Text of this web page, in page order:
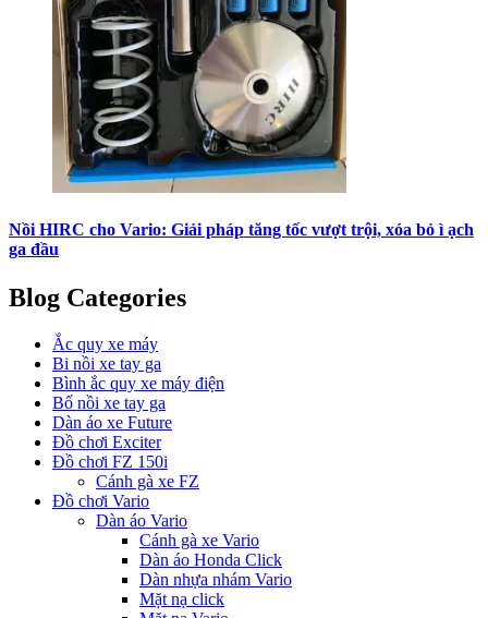
Nồi HIRC cho Vario: Giải pháp tăng tốc vượt trội, xóa bỏ ì ạch
ga đầu
Blog Categories
Ắc quy xe máy
Bi nồi xe tay ga
Bình ắc quy xe máy điện
Bố nồi xe tay ga
Dàn áo xe Future
Đồ chơi Exciter
Đồ chơi FZ 150i
Cánh gà xe FZ
Đồ chơi Vario
Dàn áo Vario
Cánh gà xe Vario
Dàn áo Honda Click
Dàn nhựa nhám Vario
Mặt nạ click